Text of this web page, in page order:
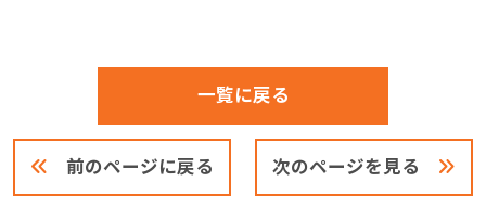
前のページに戻る
一覧に戻る
次のページを見る